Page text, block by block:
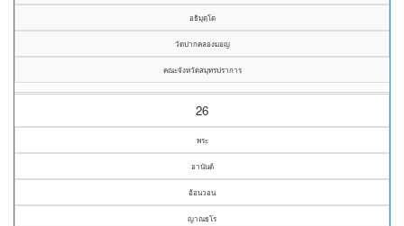
อธิมุตฺโต
วัดปากคลองมอญ
คณะจังหวัดสมุทรปราการ
26
พระ
อานันต์
อ้อนวอน
ญาณธโร